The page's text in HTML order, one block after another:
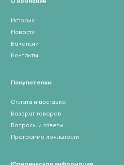
История
Новости
Вакансии
Контакты
Покупателям
Оплата и доставка
Возврат товаров
Вопросы и ответы
Программа лояльности